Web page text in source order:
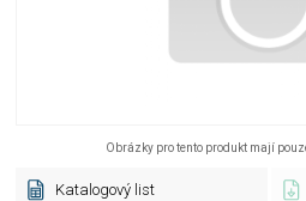
Obrázky pro tento produkt mají
Katalogový list